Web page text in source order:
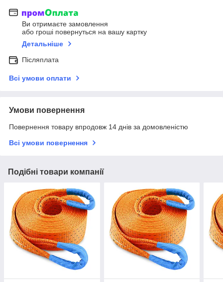
Ви отримаєте замовлення
або гроші повернуться на вашу картку
Детальніше
Післяплата
Всі умови оплати
Умови повернення
Повернення товару впродовж 14 днів за домовленістю
Всі умови повернення
Подібні товари компанії